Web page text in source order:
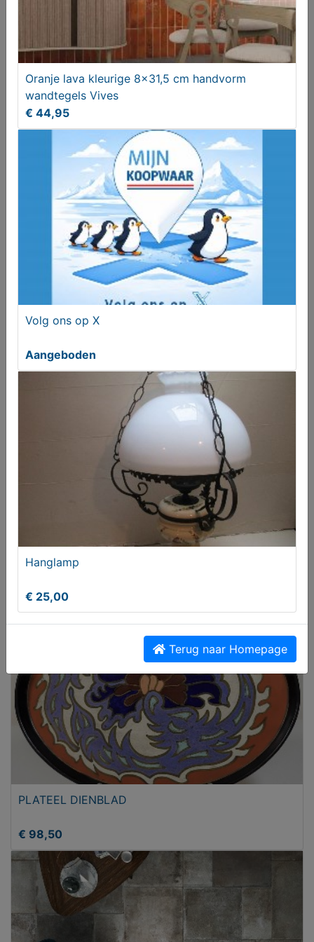
Portugese Keramische Tegels FS 1827 –
onderhoudsvriendelijk
€ 49,95
Staande kristallen kroonluchter van Sia ZGAN
€ 200,00
SCHOENMAKERS SPIJKERBAK
€ 175,00
PLATEEL DIENBLAD
€ 98,50
Oranje lava kleurige 8x31,5 cm handvorm
wandtegels Vives
€ 44,95
Volg ons op X
Aangeboden
Hanglamp
€ 25,00
Terug naar Homepage